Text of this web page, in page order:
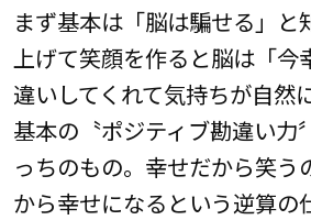
まず基本は「脳は騙せる」と
上げて笑顔を作ると脳は「
違いしてくれて気持ちが自然
基本の〝ポジティブ勘違い力
っちのもの。幸せだから笑う
から幸せになるという逆算の